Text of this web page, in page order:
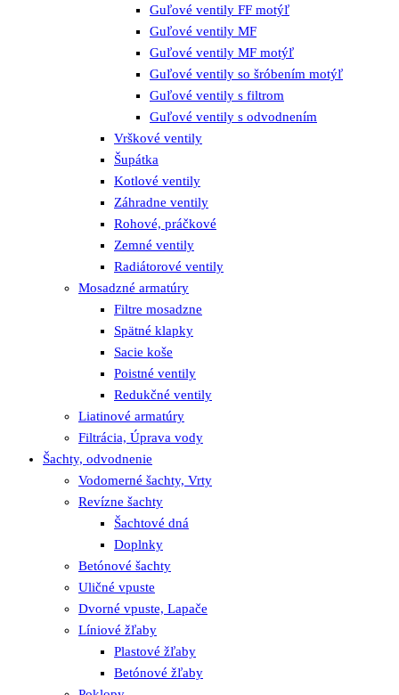
Guľové ventily FF motýľ
Guľové ventily MF
Guľové ventily MF motýľ
Guľové ventily so šróbením motýľ
Guľové ventily s filtrom
Guľové ventily s odvodnením
Vrškové ventily
Šupátka
Kotlové ventily
Záhradne ventily
Rohové, práčkové
Zemné ventily
Radiátorové ventily
Mosadzné armatúry
Filtre mosadzne
Spätné klapky
Sacie koše
Poistné ventily
Redukčné ventily
Liatinové armatúry
Filtrácia, Úprava vody
Šachty, odvodnenie
Vodomerné šachty, Vrty
Revízne šachty
Šachtové dná
Doplnky
Betónové šachty
Uličné vpuste
Dvorné vpuste, Lapače
Líniové žľaby
Plastové žľaby
Betónové žľaby